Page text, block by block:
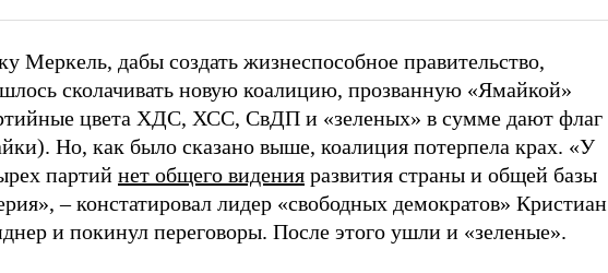
Меркель, дабы создать жизнеспособное правительство,
сколачивать новую коалицию, прозванную «Ямайкой»
цвета ХДС, ХСС, СвДП и «зеленых» в сумме дают флаг
Но, как было сказано выше, коалиция потерпела крах. «У
партий нет общего видения развития страны и общей базы
– констатировал лидер «свободных демократов» Кристиан
и покинул переговоры. После этого ушли и «зеленые».